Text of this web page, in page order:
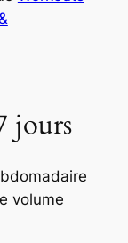
jours
volume